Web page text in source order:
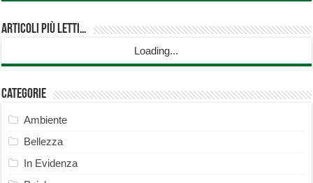
Articoli più Letti…
Loading...
Categorie
Ambiente
Bellezza
In Evidenza